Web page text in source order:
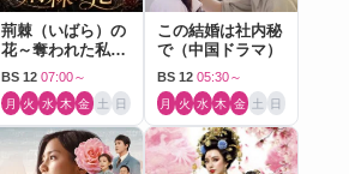
荊棘（いばら）の
花～奪われた私～
（中国ドラマ）
BS 12 07:00～
月 火 水 木 金 土 日
この結婚は社内秘
で（中国ドラマ）
BS 12 05:30～
月 火 水 木 金 土 日